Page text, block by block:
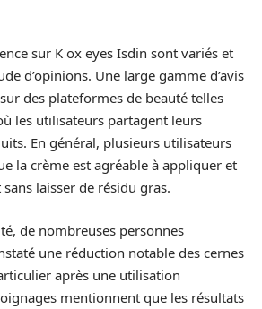
sur K ox eyes Isdin sont variés et
d’opinions. Une large gamme d’avis
des plateformes de beauté telles
les utilisateurs partagent leurs
En général, plusieurs utilisateurs
la crème est agréable à appliquer et
laisser de résidu gras.
de nombreuses personnes
une réduction notable des cernes
après une utilisation
mentionnent que les résultats